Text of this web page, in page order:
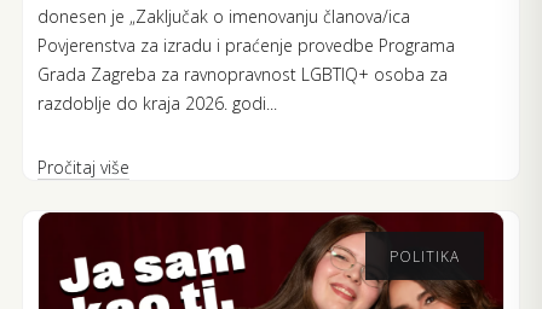
donesen je „Zaključak o imenovanju članova/ica
Povjerenstva za izradu i praćenje provedbe Programa
Grada Zagreba za ravnopravnost LGBTIQ+ osoba za
razdoblje do kraja 2026. godi...
Pročitaj više
POLITIKA